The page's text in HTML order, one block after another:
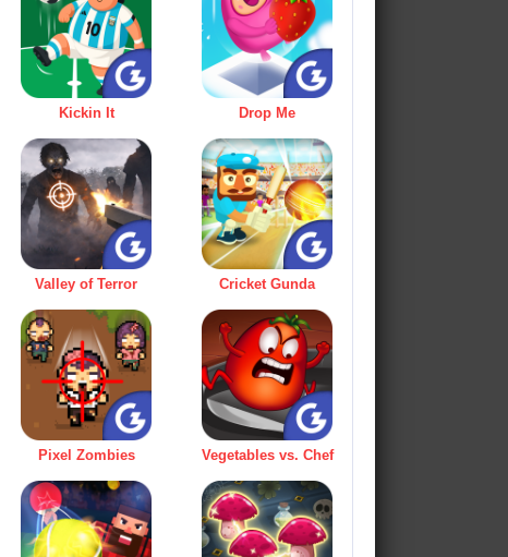
Kickin It Drop Me
Valley of Terror Cricket Gunda
Pixel Zombies Vegetables vs. Chef